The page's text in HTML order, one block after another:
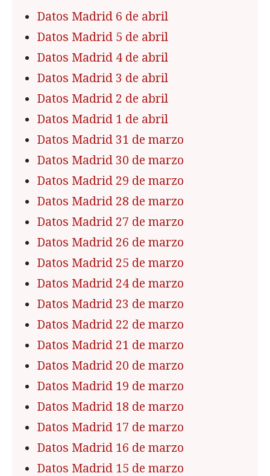
Datos Madrid 6 de abril
Datos Madrid 5 de abril
Datos Madrid 4 de abril
Datos Madrid 3 de abril
Datos Madrid 2 de abril
Datos Madrid 1 de abril
Datos Madrid 31 de marzo
Datos Madrid 30 de marzo
Datos Madrid 29 de marzo
Datos Madrid 28 de marzo
Datos Madrid 27 de marzo
Datos Madrid 26 de marzo
Datos Madrid 25 de marzo
Datos Madrid 24 de marzo
Datos Madrid 23 de marzo
Datos Madrid 22 de marzo
Datos Madrid 21 de marzo
Datos Madrid 20 de marzo
Datos Madrid 19 de marzo
Datos Madrid 18 de marzo
Datos Madrid 17 de marzo
Datos Madrid 16 de marzo
Datos Madrid 15 de marzo